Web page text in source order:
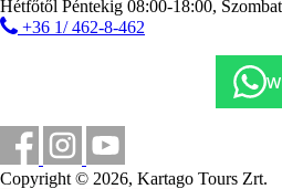
Hétfőtől Péntekig 08:00-18:00,
+36 1/ 462-8-462
Copyright © 2026, Kartago Tours Zrt.